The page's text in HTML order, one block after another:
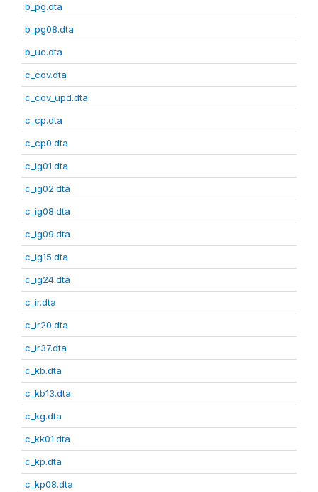
b_pg.dta
b_pg08.dta
b_uc.dta
c_cov.dta
c_cov_upd.dta
c_cp.dta
c_cp0.dta
c_ig01.dta
c_ig02.dta
c_ig08.dta
c_ig09.dta
c_ig15.dta
c_ig24.dta
c_ir.dta
c_ir20.dta
c_ir37.dta
c_kb.dta
c_kb13.dta
c_kg.dta
c_kk01.dta
c_kp.dta
c_kp08.dta